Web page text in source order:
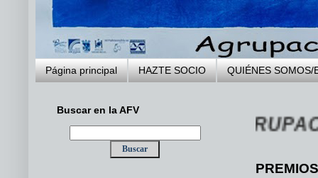
Página principal HAZTE SOCIO QUIÉNES SOMOS/
A LA WEB DE LA
Buscar en la AFV